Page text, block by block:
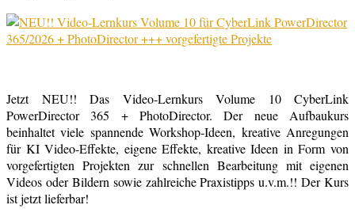
Jetzt NEU!! Das Video-Lernkurs Volume 10 CyberLink
PowerDirector 365 + PhotoDirector. Der neue Aufbaukurs
beinhaltet viele spannende Workshop-Ideen, kreative Anregungen
für KI Video-Effekte, eigene Effekte, kreative Ideen in Form von
vorgefertigten Projekten zur schnellen Bearbeitung mit eigenen
Videos oder Bildern sowie zahlreiche Praxistipps u.v.m.!! Der Kurs
ist jetzt lieferbar!